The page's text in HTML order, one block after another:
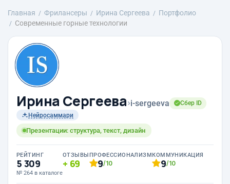
Главная Фрилансеры Ирина Сергеева
Портфолио
Современные горные технологии
Ирина Сергеева›i-sergeeva
Сбер ID
Нейросаммари
Презентации: структура, текст, дизайн
РЕЙТИНГ
5 309
№ 264 в каталоге
ОТЗЫВЫ
69
ПРОФЕССИОНАЛИЗМ
9/10
КОММУНИКАЦИЯ
9/10